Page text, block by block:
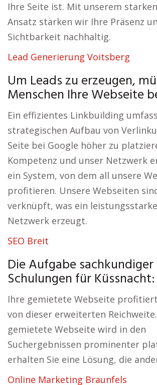
Ihre Seite ist. Mit unserem
Ansatz stärken wir Ihre Präsenz
Sichtbarkeit nachhaltig.
Lead Generierung Voitsberg
Um Leads zu erzeugen,
Menschen Ihre Webseite
Ein effizientes Linkbuilding
strategischen Aufbau von
Seite bei Google höher zu
Kompetenz und unser Netzwerk
ein System, von dem all unsere
profitieren. Unsere Webseiten
verknüpft, was ein
Netzwerk erzeugt.
SEO Breit
Die Aufgabe sachkundiger
Schulungen für Küssnacht:
Ihre gemietete Webseite
von dieser erweiterten
gemietete Webseite wird in den
Suchergebnissen prominenter
erhalten Sie eine Lösung, die
Online Marketing Braunfels